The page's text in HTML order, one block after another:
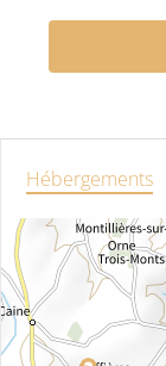
Hébergements